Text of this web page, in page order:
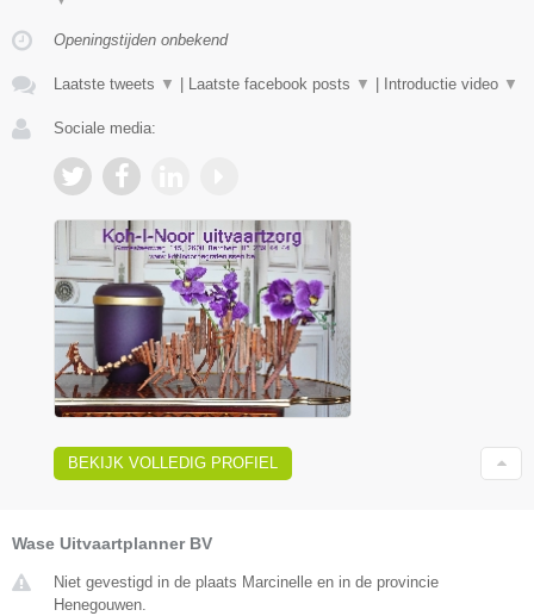
Openingstijden onbekend
Laatste tweets ▼ Laatste facebook posts ▼ Introductie video ▼
Sociale media:
BEKIJK VOLLEDIG PROFIEL
Wase Uitvaartplanner BV
Niet gevestigd in de plaats Marcinelle en in de provincie
Henegouwen.